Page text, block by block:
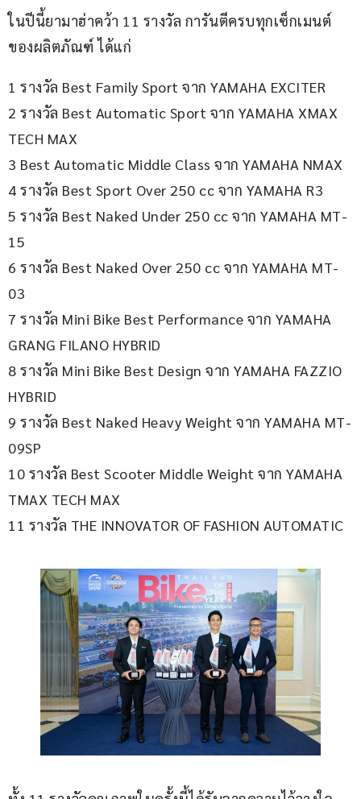
ในปีนี้ยามาฮ่าคว้า 11 รางวัล การันตีครบทุกเซ็กเมนต์
ของผลิตภัณฑ์ ได้แก่
1 รางวัล Best Family Sport จาก YAMAHA EXCITER
2 รางวัล Best Automatic Sport จาก YAMAHA XMAX
TECH MAX
3 Best Automatic Middle Class จาก YAMAHA NMAX
4 รางวัล Best Sport Over 250 cc จาก YAMAHA R3
5 รางวัล Best Naked Under 250 cc จาก YAMAHA MT-
15
6 รางวัล Best Naked Over 250 cc จาก YAMAHA MT-
03
7 รางวัล Mini Bike Best Performance จาก YAMAHA
GRANG FILANO HYBRID
8 รางวัล Mini Bike Best Design จาก YAMAHA FAZZIO
HYBRID
9 รางวัล Best Naked Heavy Weight จาก YAMAHA MT-
09SP
10 รางวัล Best Scooter Middle Weight จาก YAMAHA
TMAX TECH MAX
11 รางวัล THE INNOVATOR OF FASHION AUTOMATIC